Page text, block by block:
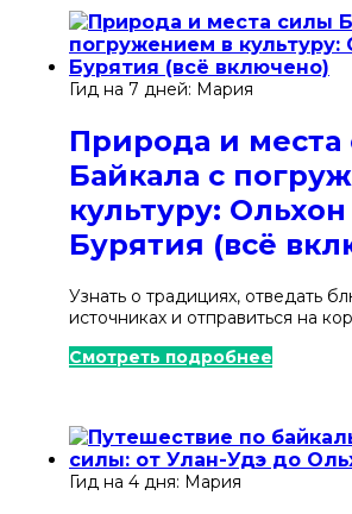
Чечня
Чувашия
Кавказ
Гид на 7 дней: Мария
Природа и места
Байкала с
культуру:
Бурятия (всё
Узнать о традициях, отведать
источниках и отправиться на
Смотреть подробнее
Гид на 4 дня: Мария